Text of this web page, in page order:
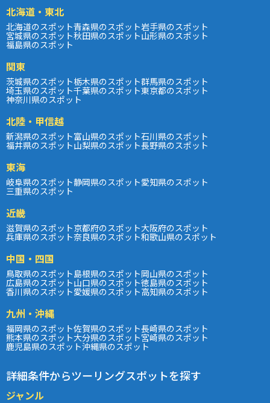
北海道・東北
北海道のスポット青森県のスポット岩手県のスポット
宮城県のスポット秋田県のスポット山形県のスポット
福島県のスポット
関東
茨城県のスポット栃木県のスポット群馬県のスポット
埼玉県のスポット千葉県のスポット東京都のスポット
神奈川県のスポット
北陸・甲信越
新潟県のスポット富山県のスポット石川県のスポット
福井県のスポット山梨県のスポット長野県のスポット
東海
岐阜県のスポット静岡県のスポット愛知県のスポット
三重県のスポット
近畿
滋賀県のスポット京都府のスポット大阪府のスポット
兵庫県のスポット奈良県のスポット和歌山県のスポット
中国・四国
鳥取県のスポット島根県のスポット岡山県のスポット
広島県のスポット山口県のスポット徳島県のスポット
香川県のスポット愛媛県のスポット高知県のスポット
九州・沖縄
福岡県のスポット佐賀県のスポット長崎県のスポット
熊本県のスポット大分県のスポット宮崎県のスポット
鹿児島県のスポット沖縄県のスポット
詳細条件からツーリングスポットを探す
ジャンル